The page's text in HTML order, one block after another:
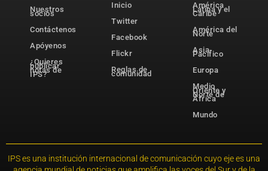
Nuestros
socios
Contáctenos
Apóyenos
¿Quieres
publicar
notas de
IPS?
Inicio
Twitter
Facebook
Flickr
Reglas de
comunidad
América
Latina y el
Caribe
América del
Norte
Asia-
Pacífico
Europa
Medio
Oriente y
Norte de
África
Mundo
IPS es una institución internacional de comunicación cuyo eje es una